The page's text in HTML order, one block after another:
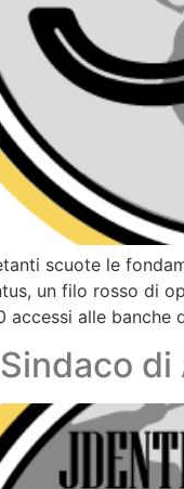
scuote le
un filo rosso di
accessi alle